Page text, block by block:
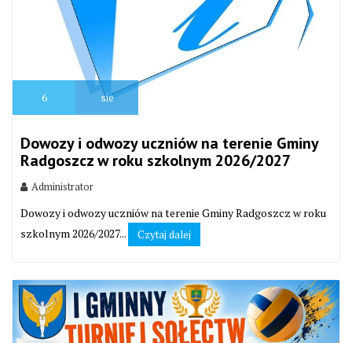
6 sie
Dowozy i odwozy uczniów na terenie Gminy
Radgoszcz w roku szkolnym 2026/2027
Administrator
Dowozy i odwozy uczniów na terenie Gminy Radgoszcz w roku
szkolnym 2026/2027...
Czytaj dalej